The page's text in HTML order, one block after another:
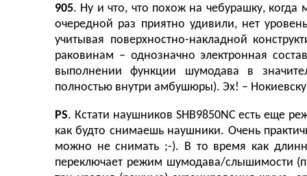
905. Ну и что, что похож на чебурашку,
очередной раз приятно удивили, нет
учитывая поверхностно-накладной
раковинам – однозначно электронная
выполнении функции шумодава в
полностью внутри амбушюры). Эх! –
PS. Кстати наушников SHB9850NC есть еще
как будто снимаешь наушники. Очень
можно не снимать ;-). В то время как
переключает режим шумодава/слышимости